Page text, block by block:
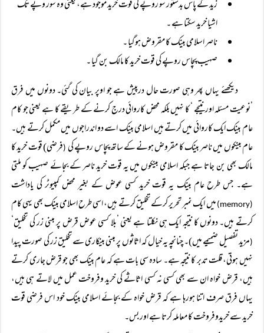
زید کے پاس بدستور سو روپے کی قوت خرید موجود ہے، یعنی وہ سور وپے تک
اشیا خرید سکتا ہے ۔
ناصر اسلامی بینک کا مقروض ہوگیا ۔
صہیب پچاس روپے کی قوت خرید کا مالک بن گیا ۔
دیکھئے یہاں پھر وہی صورت حال درپیش ہے جو اوپر بیان کی گئی۔ دونوں میں فرق
’نوعیت مسئلہ اور نتیجے ‘ کا نہیں بلکہ محض کاروائی درج کرنے کے طریقے کا ہے یعنی جو کام
عام بینک ایک کاروائی میں کرتے ہیں اسلامی بینک اسے دو اندراجوں میں مکمل کرتے ہیں۔
عام بینکوں میں ناصر بینک کا مقروض ہونے کے ساتھ پچاس روپے کی(فرضی) قوت خرید کا
مالک بھی بن جاتا ہے جبکہ اسلامی بینکوں میں یہ قوت خرید ناصر کے بجائے صہیب کو ملتی
ہے۔ جس طرح عام بینک یہ قوت خرید کسی عوض کے بغیر محض کمپیوٹر کی یاداشت
(memory)
میں ایک نمبر تحریر کرکے تخلیق کرتے ہیں، اسی طرح اسلامی بینک بھی یہی کام
کرتے ہیں۔ دونوں کا نتیجہ ایک ہی نکلتا ہے یعنی ’بلا کسی عوض قرض پر مبنی زر کی تخلیق‘
(مزید تفصیل ضمیمے میں)۔ چنانچہ یہ خیال کہ اثاثوں پر مبنی بینکاری سے تخلیق زر کی صورت پیدا
نہیں ہوتی، قلت تدبر کا نتیجہ ہے۔ سادہ سی بات ہے کہ عام بینک بھی جو قرض جاری کرتے
ہیں، قرض خواہ ان سے بھی کسی نہ کسی اثاثے کی خرید وفروخت عمل میں لاتے ہی ہیں،
یہاں فرق صرف اتنا ہورہا ہے کہ قرض خواہ کے بجائے اسلامی بینک خود اس فرضی قوت
خرید سے خریدوفروخت کا معاملہ کرتا ہے اور بس۔